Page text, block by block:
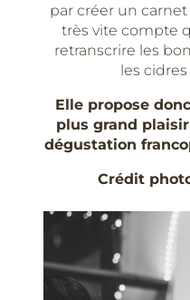
par créer un
très vite compte
retranscrire les
les
Elle propose
plus grand
dégustation
Crédit